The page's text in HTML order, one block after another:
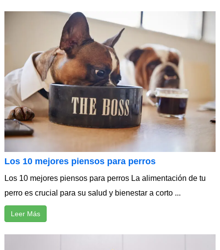
Los 10 mejores piensos para perros
Los 10 mejores piensos para perros La alimentación de tu
perro es crucial para su salud y bienestar a corto ...
Leer Más